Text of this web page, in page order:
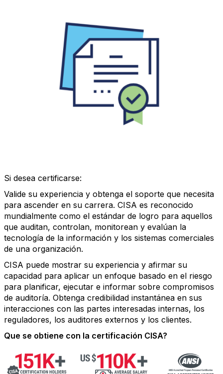
Si desea certificarse:
Valide su experiencia y obtenga el soporte que necesita
para ascender en su carrera. CISA es reconocido
mundialmente como el estándar de logro para aquellos
que auditan, controlan, monitorean y evalúan la
tecnología de la información y los sistemas comerciales
de una organización.
CISA puede mostrar su experiencia y afirmar su
capacidad para aplicar un enfoque basado en el riesgo
para planificar, ejecutar e informar sobre compromisos
de auditoría. Obtenga credibilidad instantánea en sus
interacciones con las partes interesadas internas, los
reguladores, los auditores externos y los clientes.
Que se obtiene con la certificación CISA?